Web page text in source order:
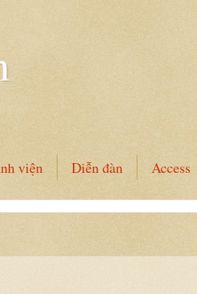
viện Diễn đàn Access